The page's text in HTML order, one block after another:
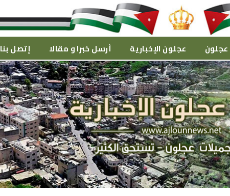
عجلون الإخبارية أرسل خبرا و مقالا إتصل بنا